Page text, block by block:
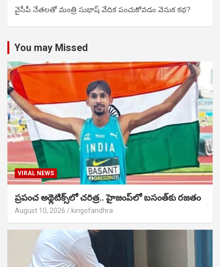
వైసీపీ నేతలతో మంత్రి సుభాష్‌ వేదిక పంచుకోవడం వెనుక కథ?
You may Missed
VIRAL NEWS
ప్రపంచ అథ్లెటిక్స్‌లో చరిత్ర.. హైజంప్‌లో బసంత్‌కు రజతం
August 10, 2026 kingofandhra